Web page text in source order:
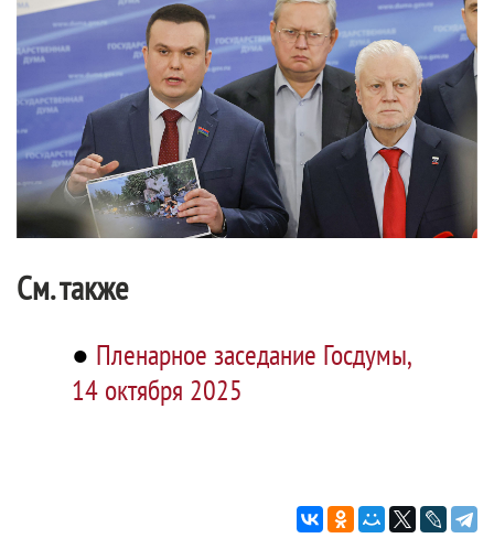
См. также
● Пленарное заседание Госдумы,
14 октября 2025